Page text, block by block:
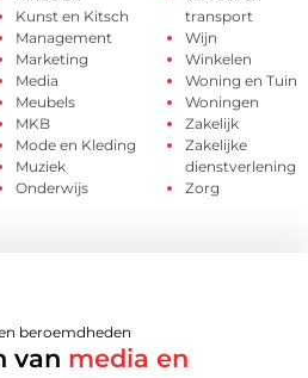
Kunst en Kitsch
Management
Marketing
Media
Meubels
MKB
Mode en Kleding
Muziek
Onderwijs
transport
Wijn
Winkelen
Woning en Tuin
Woningen
Zakelijk
Zakelijke
dienstverlening
Zorg
beroemdheden
van media en